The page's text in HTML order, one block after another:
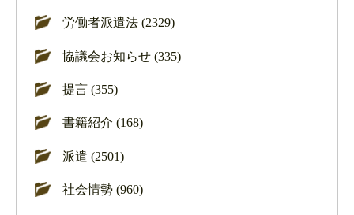
労働者派遣法 (2329)
協議会お知らせ (335)
提言 (355)
書籍紹介 (168)
派遣 (2501)
社会情勢 (960)